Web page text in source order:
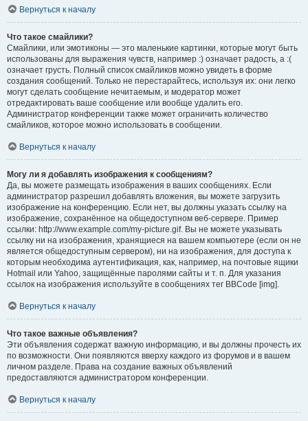
Вернуться к началу
Что такое смайлики?
Смайлики, или эмотиконы — это маленькие картинки, которые могут быть
использованы для выражения чувств, например :) означает радость, а :(
означает грусть. Полный список смайликов можно увидеть в форме
создания сообщений. Только не перестарайтесь, используя их: они легко
могут сделать сообщение нечитаемым, и модератор может
отредактировать ваше сообщение или вообще удалить его.
Администратор конференции также может ограничить количество
смайликов, которое можно использовать в сообщении.
Вернуться к началу
Могу ли я добавлять изображения к сообщениям?
Да, вы можете размещать изображения в ваших сообщениях. Если
администратор разрешил добавлять вложения, вы можете загрузить
изображение на конференцию. Если нет, вы должны указать ссылку на
изображение, сохранённое на общедоступном веб-сервере. Пример
ссылки: http://www.example.com/my-picture.gif. Вы не можете указывать
ссылку ни на изображения, хранящиеся на вашем компьютере (если он не
является общедоступным сервером), ни на изображения, для доступа к
которым необходима аутентификация, как, например, на почтовые ящики
Hotmail или Yahoo, защищённые паролями сайты и т. п. Для указания
ссылок на изображения используйте в сообщениях тег BBCode [img].
Вернуться к началу
Что такое важные объявления?
Эти объявления содержат важную информацию, и вы должны прочесть их
по возможности. Они появляются вверху каждого из форумов и в вашем
личном разделе. Права на создание важных объявлений
предоставляются администратором конференции.
Вернуться к началу